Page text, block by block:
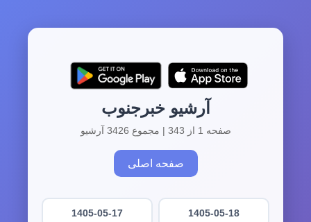
آرشیو خبرجنوب
صفحه 1 از 343 | مجموع 3426 آرشیو
صفحه اصلی
1405-05-18
1405-05-17